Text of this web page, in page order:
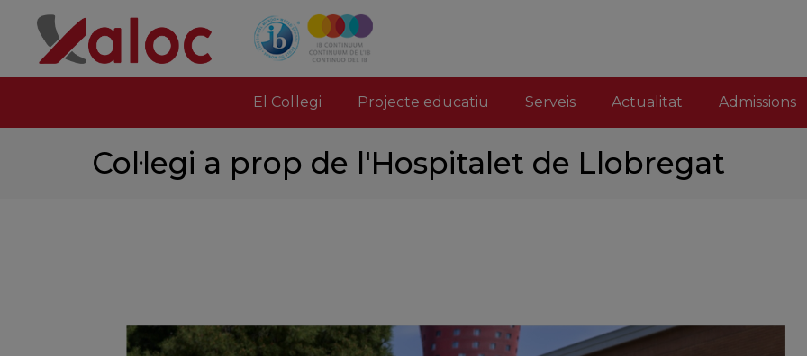
El Col·legi Projecte educatiu Serveis Actualitat Admissions
Col·legi a prop de l'Hospitalet de Llobregat